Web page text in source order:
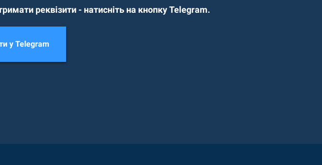
реквізити - натисніть на кнопку Telegram.
у Telegram